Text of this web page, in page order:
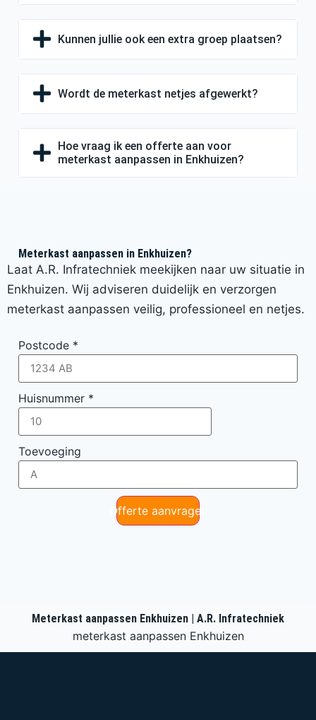
Kunnen jullie ook een extra groep plaatsen?
Wordt de meterkast netjes afgewerkt?
Hoe vraag ik een offerte aan voor
meterkast aanpassen in Enkhuizen?
Meterkast aanpassen in Enkhuizen?
Laat A.R. Infratechniek meekijken naar uw situatie in
Enkhuizen. Wij adviseren duidelijk en verzorgen
meterkast aanpassen veilig, professioneel en netjes.
Postcode *
Huisnummer *
Toevoeging
Offerte aanvragen
Meterkast aanpassen Enkhuizen | A.R. Infratechniek
meterkast aanpassen Enkhuizen